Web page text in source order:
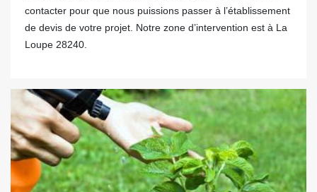
contacter pour que nous puissions passer à l’établissement
de devis de votre projet. Notre zone d’intervention est à La
Loupe 28240.